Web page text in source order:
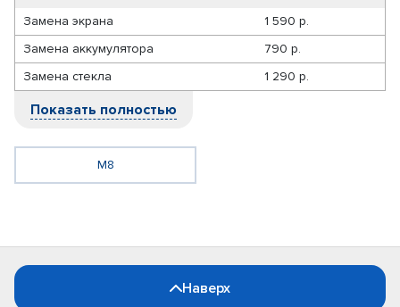
Замена экрана
1 590 р.
Замена аккумулятора
790 р.
Замена стекла
1 290 р.
Показать полностью
M8
Наверх